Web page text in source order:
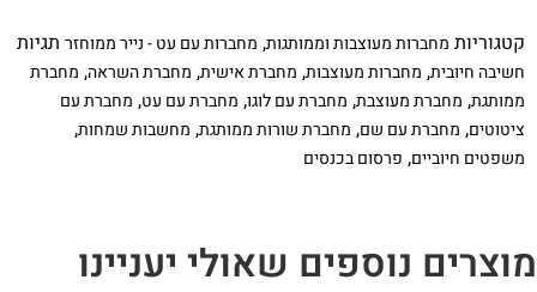
וכנסים
עם
לוגו
שם
ותאריך,
מתאים
כפרסום
קטגוריותמחברות מעוצבות וממותגות,מחברות עם עט - נייר ממוחזרתגיות
חשיבה חיובית,מחברות מעוצבות,מחברת אישית,מחברת השראה,מחברת
ממותגת,מחברת מעוצבת,מחברת עם לוגו,מחברת עם עט,מחברת עם
ציטוטים,מחברת עם שם,מחברת שורות ממותגת,מחשבות שמחות,
משפטים חיוביים,פרסום בכנסים
נוספים שאולי יעניינו